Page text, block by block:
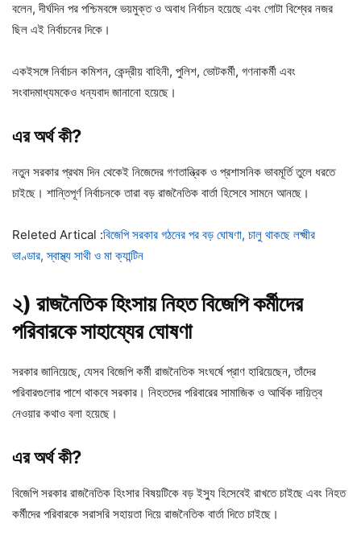
বলেন, দীর্ঘদিন পর পশ্চিমবঙ্গে ভয়মুক্ত ও অবাধ নির্বাচন হয়েছে এবং গোটা বিশ্বের নজর
ছিল এই নির্বাচনের দিকে।
একইসঙ্গে নির্বাচন কমিশন, কেন্দ্রীয় বাহিনী, পুলিশ, ভোটকর্মী, গণনাকর্মী এবং
সংবাদমাধ্যমকেও ধন্যবাদ জানানো হয়েছে।
এর অর্থ কী?
নতুন সরকার প্রথম দিন থেকেই নিজেদের গণতান্ত্রিক ও প্রশাসনিক ভাবমূর্তি তুলে ধরতে
চাইছে। শান্তিপূর্ণ নির্বাচনকে তারা বড় রাজনৈতিক বার্তা হিসেবে সামনে আনছে।
Releted Artical :বিজেপি সরকার গঠনের পর বড় ঘোষণা, চালু থাকছে লক্ষ্মীর
ভাণ্ডার, স্বাস্থ্য সাথী ও মা ক্যান্টিন
২) রাজনৈতিক হিংসায় নিহত বিজেপি কর্মীদের
পরিবারকে সাহায্যের ঘোষণা
সরকার জানিয়েছে, যেসব বিজেপি কর্মী রাজনৈতিক সংঘর্ষে প্রাণ হারিয়েছেন, তাঁদের
পরিবারগুলোর পাশে থাকবে সরকার। নিহতদের পরিবারের সামাজিক ও আর্থিক দায়িত্ব
নেওয়ার কথাও বলা হয়েছে।
এর অর্থ কী?
বিজেপি সরকার রাজনৈতিক হিংসার বিষয়টিকে বড় ইস্যু হিসেবেই রাখতে চাইছে এবং নিহত
কর্মীদের পরিবারকে সরাসরি সহায়তা দিয়ে রাজনৈতিক বার্তা দিতে চাইছে।